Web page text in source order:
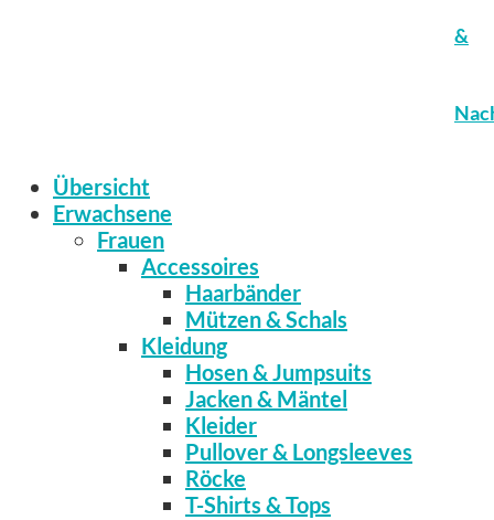
&
Übersicht
Erwachsene
Frauen
Accessoires
Haarbänder
Mützen & Schals
Kleidung
Hosen & Jumpsuits
Jacken & Mäntel
Kleider
Pullover & Longsleeves
Röcke
T-Shirts & Tops